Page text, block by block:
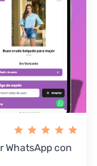
WhatsApp con